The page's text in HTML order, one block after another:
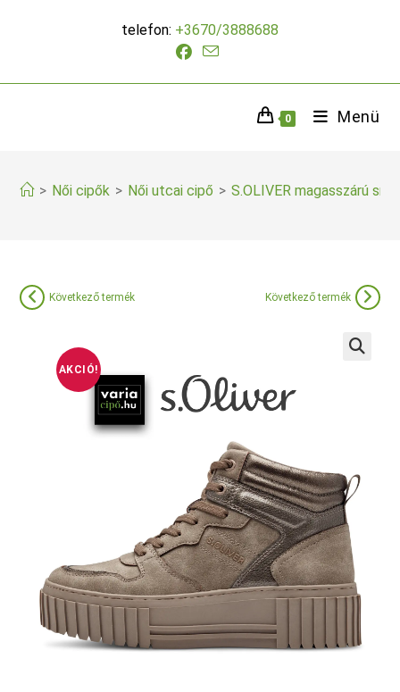
telefon: +3670/3888688
0 Menü
> Női cipők > Női utcai cipő > S.OLIVER magasszárú
AKCIÓ!
Következő termék Következő termék